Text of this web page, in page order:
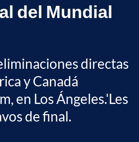
del Mundial
directas
y Canadá
en Los Ángeles.'Les
de final.